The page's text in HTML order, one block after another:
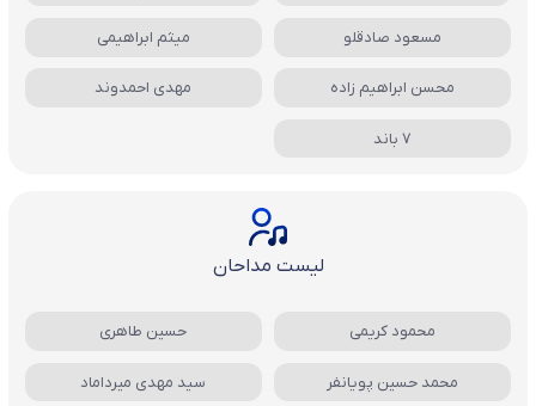
مسعود صادقلو میثم ابراهیمی
محسن ابراهیم زاده مهدی احمدوند
7 باند
لیست مداحان
محمود کریمی حسین طاهری
محمد حسین پویانفر سید مهدی میرداماد